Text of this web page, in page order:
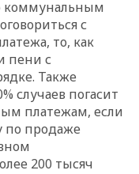
коммунальным
с
то, как
пени с
Также
случаев погасит
платежам, если
по продаже
200 тысяч